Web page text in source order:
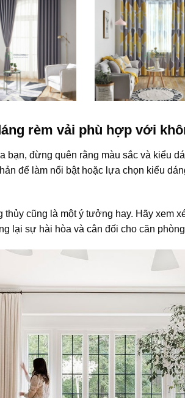
rèm vải phù hợp với
bạn, đừng quên rằng màu sắc và kiểu
để làm nổi bật hoặc lựa chọn kiểu
thủy cũng là một ý tưởng hay. Hãy xem
lại sự hài hòa và cân đối cho căn